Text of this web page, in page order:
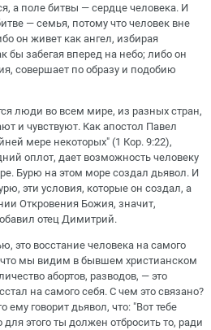
а поле битвы — сердце человека. И
— семья, потому что человек вне
он живет как ангел, избирая
бы забегая вперед на небо; либо он
совершает по образу и подобию
люди во всем мире, из разных стран,
и чувствуют. Как апостол Павел
мере некоторых" (1 Кор. 9:22),
оплот, дает возможность человеку
Бурю на этом море создал дьявол. И
эти условия, которые он создал, а
Откровения Божия, значит,
отец Димитрий.
это восстание человека на самого
что мы видим в бывшем христианском
абортов, разводов, — это
на самого себя. С чем это связано?
ему говорит дьявол, что: "Вот тебе
этого ты должен отбросить то, ради